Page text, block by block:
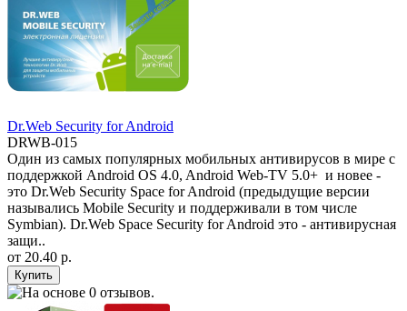
Dr.Web Security for Android
DRWB-015
Один из самых популярных мобильных антивирусов в мире с
поддержкой Android OS 4.0, Android Web-TV 5.0+ и новее -
это Dr.Web Security Space for Android (предыдущие версии
назывались Mobile Security и поддерживали в том числе
Symbian). Dr.Web Space Security for Android это - антивирусная
защи..
от 20.40 р.